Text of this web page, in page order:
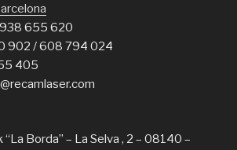
655 620
902 / 608 794 024
405
“La Borda” – La Selva , 2 – 08140 –